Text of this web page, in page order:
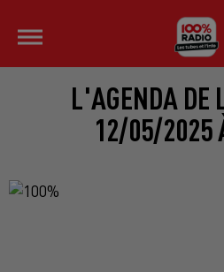
L'AGENDA DE
12/05/2025